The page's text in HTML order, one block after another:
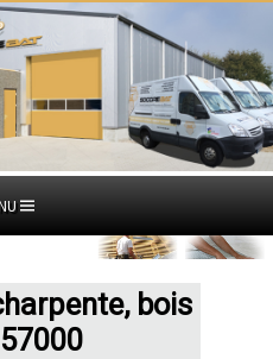
bois